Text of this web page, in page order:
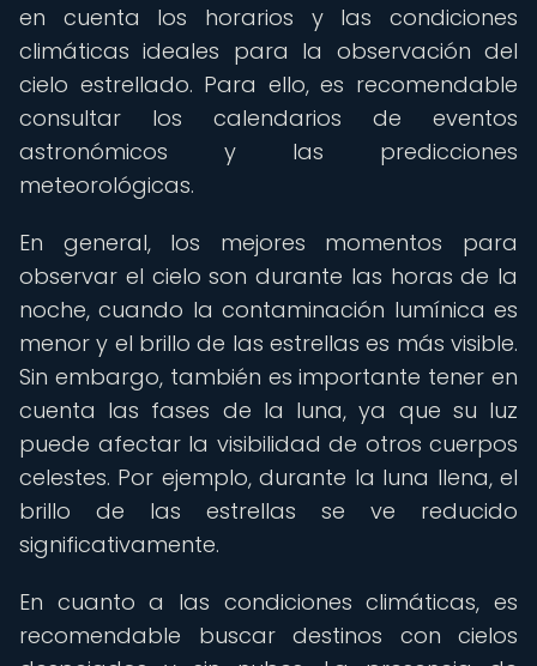
en cuenta los horarios y las condiciones
climáticas ideales para la observación del
cielo estrellado. Para ello, es recomendable
consultar los calendarios de eventos
astronómicos y las predicciones
meteorológicas.
En general, los mejores momentos para
observar el cielo son durante las horas de la
noche, cuando la contaminación lumínica es
menor y el brillo de las estrellas es más visible.
Sin embargo, también es importante tener en
cuenta las fases de la luna, ya que su luz
puede afectar la visibilidad de otros cuerpos
celestes. Por ejemplo, durante la luna llena, el
brillo de las estrellas se ve reducido
significativamente.
En cuanto a las condiciones climáticas, es
recomendable buscar destinos con cielos